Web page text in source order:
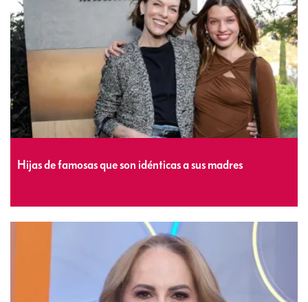
Hijas de famosas que son idénticas a sus madres